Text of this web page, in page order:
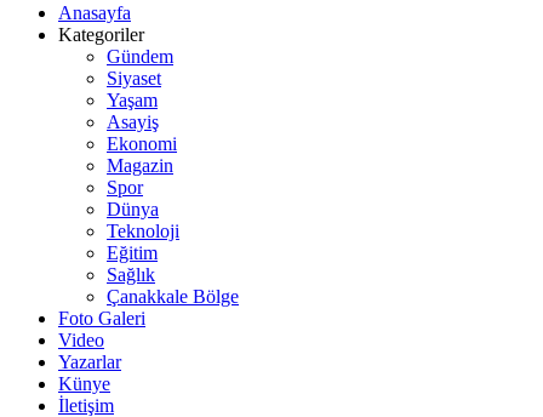
Anasayfa
Kategoriler
Gündem
Siyaset
Yaşam
Asayiş
Ekonomi
Magazin
Spor
Dünya
Teknoloji
Eğitim
Sağlık
Çanakkale Bölge
Foto Galeri
Video
Yazarlar
Künye
İletişim